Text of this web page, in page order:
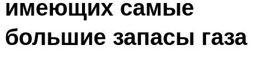
имеющих самые
большие запасы газа